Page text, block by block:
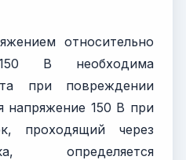
относительно
В необходима
при повреждении
напряжение 150 В при
проходящий через
определяется